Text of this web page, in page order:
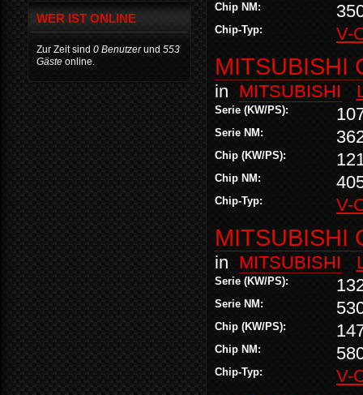
Chip NM:
Chip-Typ: V-
MITSUBISHI
in MITSUBISHI
Serie (KW/PS):
Serie NM:
Chip (KW/PS):
Chip NM:
Chip-Typ: V-
MITSUBISHI
in MITSUBISHI
Serie (KW/PS):
Serie NM:
Chip (KW/PS):
Chip NM:
Chip-Typ: V-
WER IST ONLINE
Zur Zeit sind 0 Benutzerund 553
Gäste online.